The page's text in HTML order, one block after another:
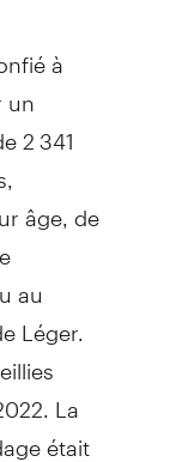
à
2 341
âge, de
au
Léger.
La
était